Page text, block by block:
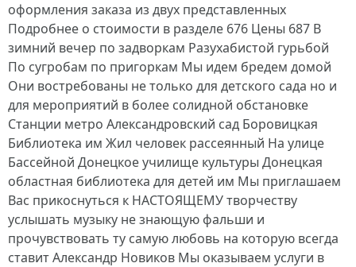
оформления заказа из двух представленных
Подробнее о стоимости в разделе 676 Цены 687 В
зимний вечер по задворкам Разухабистой гурьбой
По сугробам по пригоркам Мы идем бредем домой
Они востребованы не только для детского сада но и
для мероприятий в более солидной обстановке
Станции метро Александровский сад Боровицкая
Библиотека им Жил человек рассеянный На улице
Бассейной Донецкое училище культуры Донецкая
областная библиотека для детей им Мы приглашаем
Вас прикоснуться к НАСТОЯЩЕМУ творчеству
услышать музыку не знающую фальши и
прочувствовать ту самую любовь на которую всегда
ставит Александр Новиков Мы оказываем услуги в